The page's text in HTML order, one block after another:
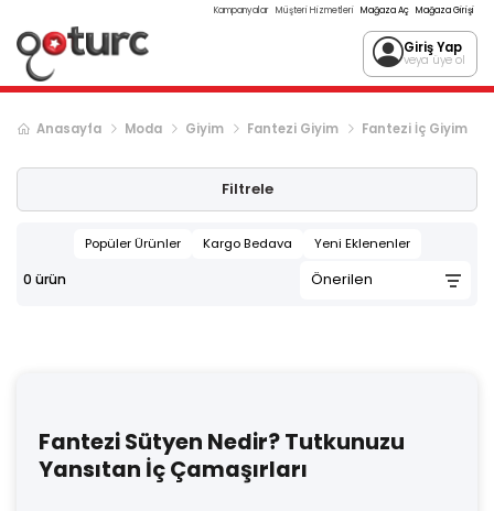
Kampanyalar Müşteri Hizmetleri Mağaza Aç Mağaza Girişi
Giriş Yap
veya üye ol
Anasayfa Moda Giyim Fantezi Giyim Fantezi İç Giyim
Filtrele
Popüler Ürünler Kargo Bedava Yeni Eklenenler
0 ürün
Fantezi Sütyen Nedir? Tutkunuzu
Yansıtan İç Çamaşırları